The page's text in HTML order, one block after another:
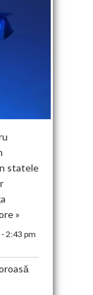
statele
»
2:43 pm